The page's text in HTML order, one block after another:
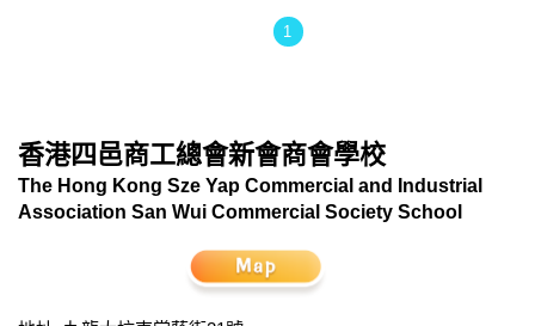
1
香港四邑商工總會新會商會學校
The Hong Kong Sze Yap Commercial and Industrial
Association San Wui Commercial Society School